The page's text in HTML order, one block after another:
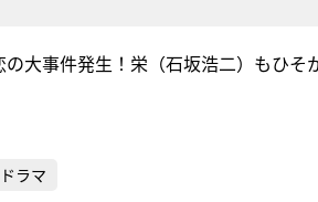
の大事件発生！栄（石坂浩二）もひ
ドラマ